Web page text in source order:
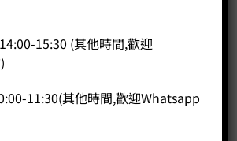
15:30 (其他時間,歡迎
11:30(其他時間,歡迎Whatsapp